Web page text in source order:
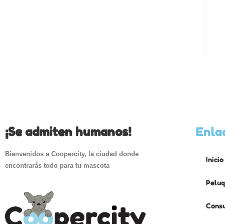
¡Se admiten humanos!
Bienvenidos a Coopercity, la ciudad donde
encontrarás todo para tu mascota
Inicio